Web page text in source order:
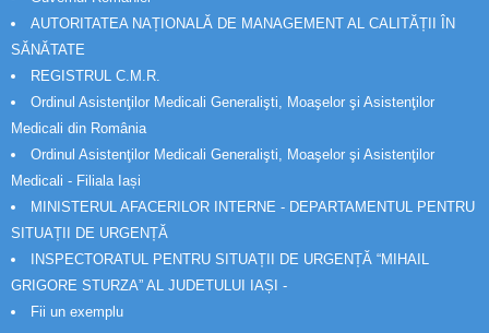
AUTORITATEA NAȚIONALĂ DE MANAGEMENT AL CALITĂȚII ÎN
SĂNĂTATE
REGISTRUL C.M.R.
Ordinul Asistenţilor Medicali Generalişti, Moaşelor şi Asistenţilor
Medicali din România
Ordinul Asistenţilor Medicali Generalişti, Moaşelor şi Asistenţilor
Medicali - Filiala Iași
MINISTERUL AFACERILOR INTERNE - DEPARTAMENTUL PENTRU
SITUAȚII DE URGENȚĂ
INSPECTORATUL PENTRU SITUAȚII DE URGENȚĂ “MIHAIL
GRIGORE STURZA” AL JUDETULUI IAȘI -
Fii un exemplu